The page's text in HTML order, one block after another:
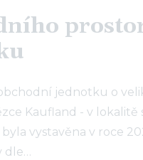
jednotku o
Kaufland - v lokalitě
vystavěna v roce
dle…